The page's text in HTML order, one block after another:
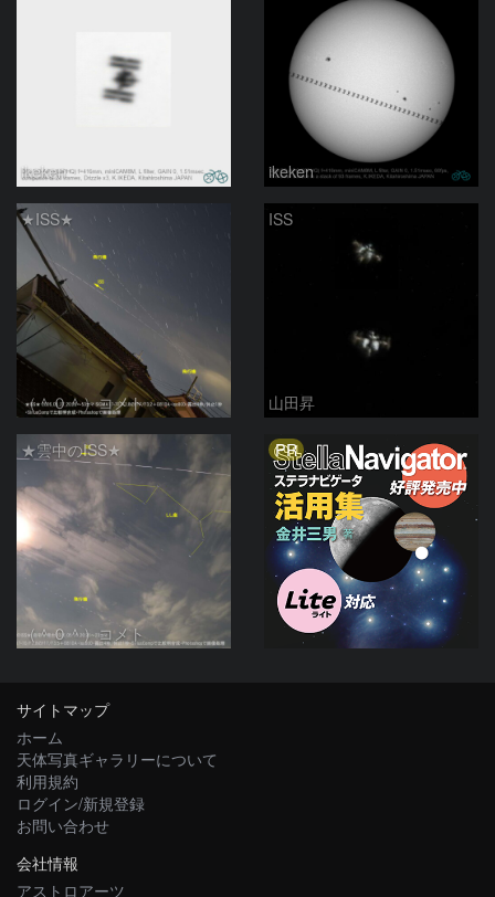
ikeken ikeken
★ISS★
（＾０＾）コメト
ISS
山田昇
★雲中のISS★
（＾０＾）コメト
PR
サイトマップ
ホーム
天体写真ギャラリーについて
利用規約
ログイン/新規登録
お問い合わせ
会社情報
アストロアーツ